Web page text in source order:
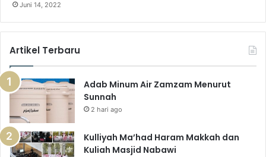
Juni 14, 2022
Artikel Terbaru
Adab Minum Air Zamzam Menurut
Sunnah
2 hari ago
Kulliyah Ma’had Haram Makkah dan
Kuliah Masjid Nabawi